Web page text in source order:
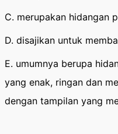
C. merupakan hidangan
D. disajikan untuk
E. umumnya berupa
yang enak, ringan dan
dengan tampilan yang